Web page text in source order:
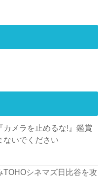
カメラを止めるな!』鑑賞
ないでください
TOHOシネマズ日比谷を攻